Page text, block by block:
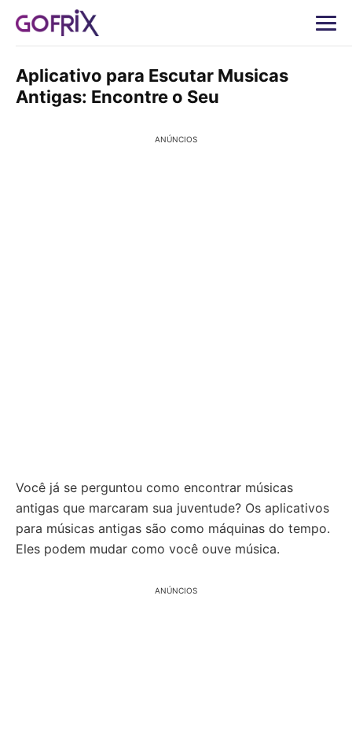
Aplicativo para Escutar Musicas
Antigas: Encontre o Seu
ANÚNCIOS
Você já se perguntou como encontrar músicas
antigas que marcaram sua juventude? Os aplicativos
para músicas antigas são como máquinas do tempo.
Eles podem mudar como você ouve música.
ANÚNCIOS